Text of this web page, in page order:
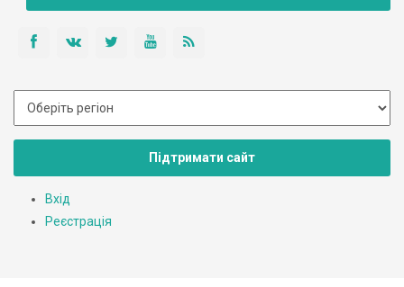
Підтримати сайт
Вхід
Реєстрація